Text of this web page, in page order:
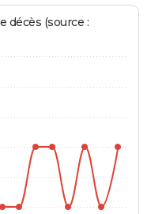
décès (source :